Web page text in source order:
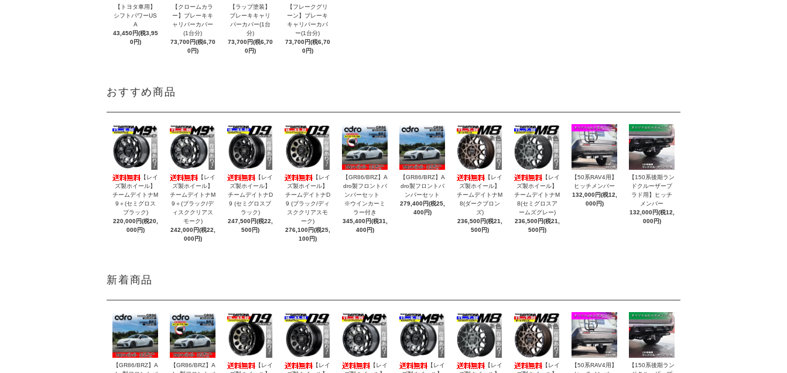
【トヨタ車用】
シフトパワーUS
A
43,450円(税3,95
0円)
【クロームカラ
ー】ブレーキキ
ャリパーカバー
(1台分)
73,700円(税6,70
0円)
【ラップ塗装】
ブレーキキャリ
パーカバー(1台
分)
73,700円(税6,70
0円)
【フレークグリ
ーン】ブレーキ
キャリパーカバ
ー(1台分)
73,700円(税6,70
0円)
おすすめ商品
【レイ
ズ製ホイール】
チームデイトナM
9＋(セミグロス
ブラック)
220,000円(税20,
000円)
【レイ
ズ製ホイール】
チームデイトナM
9＋(ブラック/デ
ィスククリアス
モーク)
242,000円(税22,
000円)
【レイ
ズ製ホイール】
チームデイトナD
9 (セミグロスブ
ラック)
247,500円(税22,
500円)
【レイ
ズ製ホイール】
チームデイトナD
9 (ブラック/ディ
スククリアスモ
ーク)
276,100円(税25,
100円)
【GR86/BRZ】A
dro製フロントバ
ンパーセット
※ウインカーミ
ラー付き
345,400円(税31,
400円)
【GR86/BRZ】A
dro製フロントバ
ンパーセット
279,400円(税25,
400円)
【レイ
ズ製ホイール】
チームデイトナM
8(ダークブロン
ズ)
236,500円(税21,
500円)
【レイ
ズ製ホイール】
チームデイトナM
8(セミグロスア
ームズグレー)
236,500円(税21,
500円)
【50系RAV4用】
ヒッチメンバー
132,000円(税12,
000円)
【150系後期ラン
ドクルーザープ
ラド用】ヒッチ
メンバー
132,000円(税12,
000円)
新着商品
【GR86/BRZ】A
【GR86/BRZ】A
【レイ
【レイ
【レイ
【レイ
【レイ
【レイ
【50系RAV4用】
【150系後期ラン